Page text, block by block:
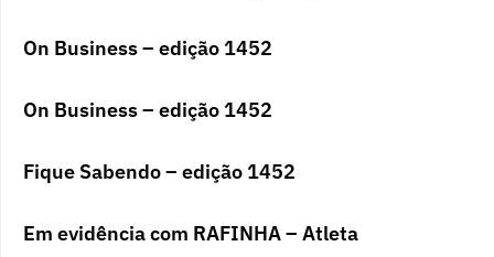
On Business – edição 1452
On Business – edição 1452
Fique Sabendo – edição 1452
Em evidência com RAFINHA – Atleta